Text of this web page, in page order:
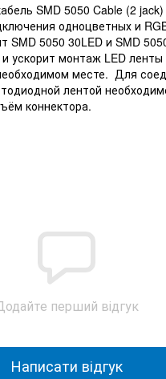
SMD 5050 Cable (2 jack)
одноцветных и
SMD 5050 30LED и SMD
ускорит монтаж LED ленты
месте. Для
лентой
коннектора.
перший відгук
Написати відгук